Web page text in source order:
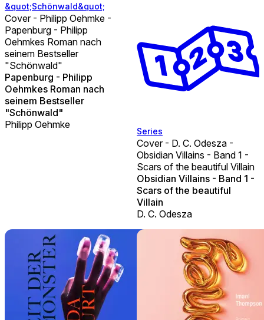
&quot;Schönwald&quot;
Cover - Philipp Oehmke -
Papenburg - Philipp
Oehmkes Roman nach
seinem Bestseller
"Schönwald"
Papenburg - Philipp
Oehmkes Roman nach
seinem Bestseller
"Schönwald"
Philipp Oehmke
Series
Cover - D. C. Odesza -
Obsidian Villains - Band 1 -
Scars of the beautiful Villain
Obsidian Villains - Band 1 -
Scars of the beautiful
Villain
D. C. Odesza